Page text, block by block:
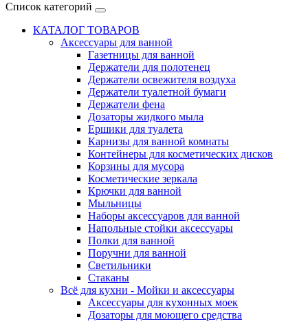
Список категорий
КАТАЛОГ ТОВАРОВ
Аксессуары для ванной
Газетницы для ванной
Держатели для полотенец
Держатели освежителя воздуха
Держатели туалетной бумаги
Держатели фена
Дозаторы жидкого мыла
Ершики для туалета
Карнизы для ванной комнаты
Контейнеры для косметических дисков
Корзины для мусора
Косметические зеркала
Крючки для ванной
Мыльницы
Наборы аксессуаров для ванной
Напольные стойки аксессуары
Полки для ванной
Поручни для ванной
Светильники
Стаканы
Всё для кухни - Мойки и аксессуары
Аксессуары для кухонных моек
Дозаторы для моющего средства